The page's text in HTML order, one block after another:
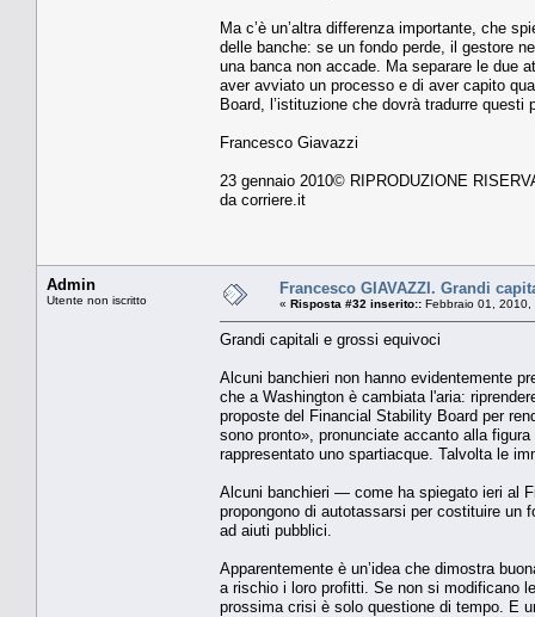
Ma c’è un’altra differenza importante, che
delle banche: se un fondo perde, il gestore
una banca non accade. Ma separare le due
aver avviato un processo e di aver capito
Board, l’istituzione che dovrà tradurre questi
Francesco Giavazzi
23 gennaio 2010© RIPRODUZIONE
da corriere.it
Admin
Utente non iscritto
Francesco GIAVAZZI. Grandi
« Risposta #32 inserito:: Febbraio 01, 2010,
Grandi capitali e grossi equivoci
Alcuni banchieri non hanno evidentemente
che a Washington è cambiata l'aria:
proposte del Financial Stability Board per
sono pronto», pronunciate accanto alla
rappresentato uno spartiacque. Talvolta le
Alcuni banchieri — come ha spiegato ieri al
propongono di autotassarsi per costituire un
ad aiuti pubblici.
Apparentemente è un’idea che dimostra
a rischio i loro profitti. Se non si modificano
prossima crisi è solo questione di tempo. E